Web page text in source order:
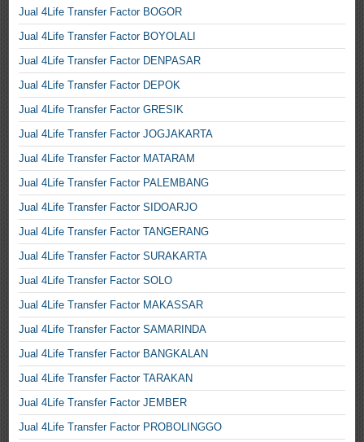
Jual 4Life Transfer Factor BOGOR
Jual 4Life Transfer Factor BOYOLALI
Jual 4Life Transfer Factor DENPASAR
Jual 4Life Transfer Factor DEPOK
Jual 4Life Transfer Factor GRESIK
Jual 4Life Transfer Factor JOGJAKARTA
Jual 4Life Transfer Factor MATARAM
Jual 4Life Transfer Factor PALEMBANG
Jual 4Life Transfer Factor SIDOARJO
Jual 4Life Transfer Factor TANGERANG
Jual 4Life Transfer Factor SURAKARTA
Jual 4Life Transfer Factor SOLO
Jual 4Life Transfer Factor MAKASSAR
Jual 4Life Transfer Factor SAMARINDA
Jual 4Life Transfer Factor BANGKALAN
Jual 4Life Transfer Factor TARAKAN
Jual 4Life Transfer Factor JEMBER
Jual 4Life Transfer Factor PROBOLINGGO